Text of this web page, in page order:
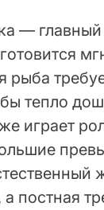
— главный
рыба
тепло
играет
постная